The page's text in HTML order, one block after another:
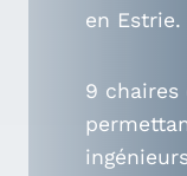
en Estrie.
9 chaires